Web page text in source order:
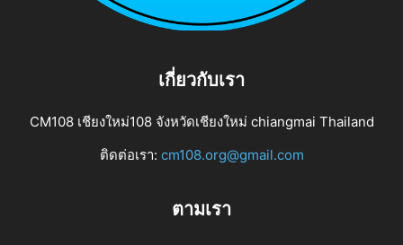
เกี่ยวกับเรา
CM108 เชียงใหม่108 จังหวัดเชียงใหม่ chiangmai Thailand
ติดต่อเรา: cm108.org@gmail.com
ตามเรา